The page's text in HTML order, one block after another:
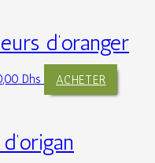
d’oranger
Dhs ACHETER